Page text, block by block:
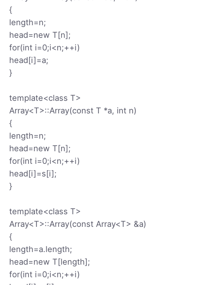
{
length=n;
head=new T[n];
for(int i=0;i<n;++i)
head[i]=a;
}
template<class T>
Array<T>::Array(const T *a, int n)
{
length=n;
head=new T[n];
for(int i=0;i<n;++i)
head[i]=s[i];
}
template<class T>
Array<T>::Array(const Array<T> &a)
{
length=a.length;
head=new T[length];
for(int i=0;i<n;++i)